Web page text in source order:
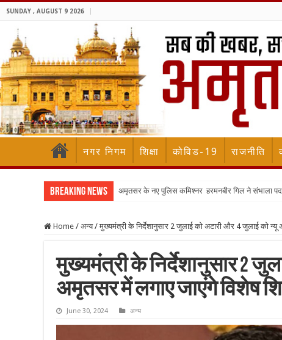
SUNDAY , AUGUST 9 2026
नगर निगम शिक्षा कोविड-19 राजनीति
Breaking News अमृतसर के नए पुलिस कमिश्नर हरमनबीर गिल ने संभाला
Home / अन्य / मुख्यमंत्री के निर्देशानुसार 2 जुलाई को अटारी और 4 जुलाई को न्यू
मुख्यमंत्री के निर्देशानुसार 2
अमृतसर में लगाए जाएंगे विशेष
June 30, 2024 अन्य